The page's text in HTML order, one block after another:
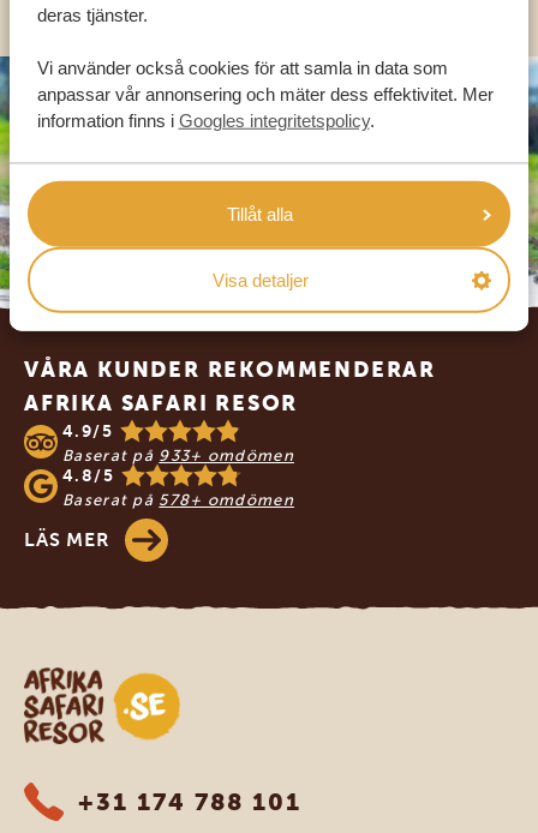
deras tjänster.
Vi använder också cookies för att samla in data som
anpassar vår annonsering och mäter dess effektivitet. Mer
information finns i Googles integritetspolicy.
Tillåt alla
Visa detaljer
Footer
VÅRA KUNDER REKOMMENDERAR
AFRIKA SAFARI RESOR
4.9/5
Baserat på 933+ omdömen
4.8/5
Baserat på 578+ omdömen
LÄS MER
Safari-resor i Afrika
+31 174 788 101